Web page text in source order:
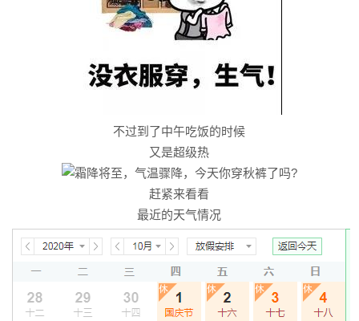
不过到了中午吃饭的时候
又是超级热
赶紧来看看
最近的天气情况